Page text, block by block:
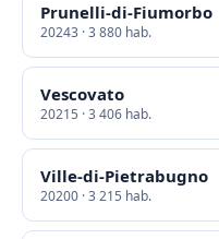
Prunelli-di-Fiumorbo
20243 · 3 880 hab.
Vescovato
20215 · 3 406 hab.
Ville-di-Pietrabugno
20200 · 3 215 hab.